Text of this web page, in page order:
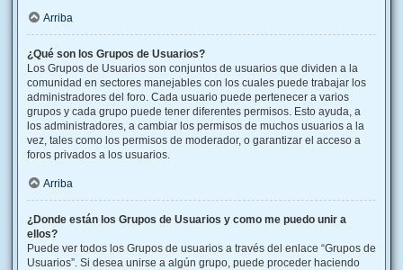
Arriba
¿Qué son los Grupos de Usuarios?
Los Grupos de Usuarios son conjuntos de usuarios que dividen a la
comunidad en sectores manejables con los cuales puede trabajar los
administradores del foro. Cada usuario puede pertenecer a varios
grupos y cada grupo puede tener diferentes permisos. Esto ayuda, a
los administradores, a cambiar los permisos de muchos usuarios a la
vez, tales como los permisos de moderador, o garantizar el acceso a
foros privados a los usuarios.
Arriba
¿Donde están los Grupos de Usuarios y como me puedo unir a
ellos?
Puede ver todos los Grupos de usuarios a través del enlace “Grupos de
Usuarios”. Si desea unirse a algún grupo, puede proceder haciendo